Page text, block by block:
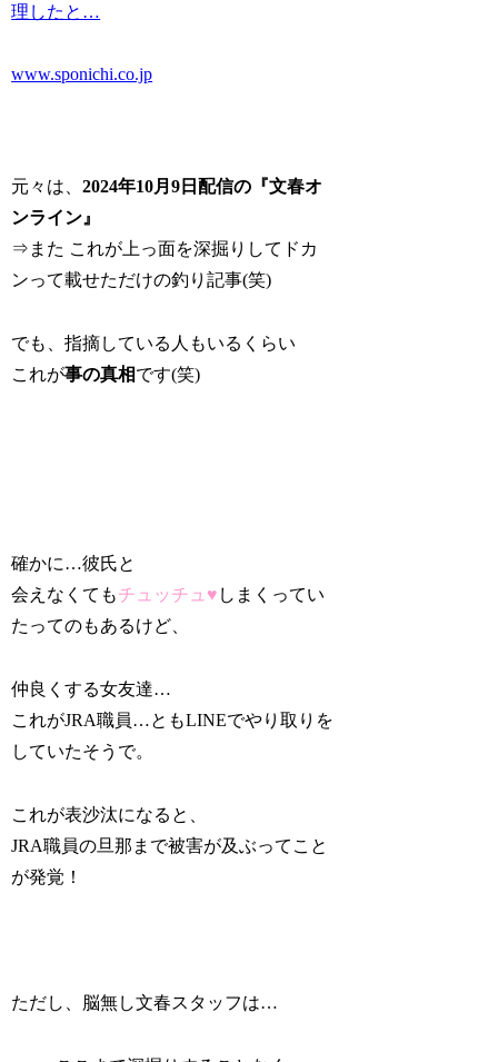
理したと…
www.sponichi.co.jp
元々は、2024年10月9日配信の『文春オ
ンライン』
⇒また これが上っ面を深掘りしてドカ
ンって載せただけの釣り記事(笑)
でも、指摘している人もいるくらい
これが事の真相です(笑)
確かに…彼氏と
会えなくてもチュッチュ♥ しまくってい
たってのもあるけど、
仲良くする女友達…
これがJRA職員…ともLINEでやり取りを
していたそうで。
これが表沙汰になると、
JRA職員の旦那まで被害が及ぶってこと
が発覚！
ただし、脳無し文春スタッフは…